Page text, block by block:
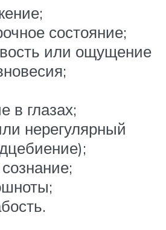
состояние;
или ощущение
в глазах;
нерегулярный